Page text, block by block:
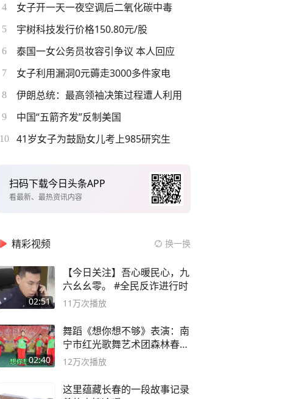
4 女子开一天一夜空调后二氧化碳中毒
5 宇树科技发行价格150.80元/股
6 泰国一女公务员妆容引争议 本人回应
7 女子利用漏洞0元薅走3000多件家电
8 伊朗总统：最高领袖决策过程遭人利用
9 中国“五箭齐发”反制美国
10 41岁女子为鼓励女儿考上985研究生
扫码下载今日头条APP
看最新、最热资讯内容
精彩视频 换一换
02:51
【今日关注】吾心暖民心，九
六幺幺零。 #全民反诈进行时
11万次播放
02:40
舞蹈《想你想不够》表演：南
宁市红光歌舞艺术团森林春红
舞蹈队。
12万次播放
这里蕴藏长春的一段故事记录